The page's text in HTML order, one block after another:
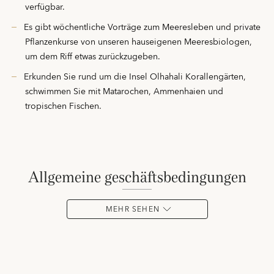
verfügbar.
Es gibt wöchentliche Vorträge zum Meeresleben und private
Pflanzenkurse von unseren hauseigenen Meeresbiologen,
um dem Riff etwas zurückzugeben.
Erkunden Sie rund um die Insel Olhahali Korallengärten,
schwimmen Sie mit Matarochen, Ammenhaien und
tropischen Fischen.
allgemeine geschäftsbedingungen
MEHR SEHEN